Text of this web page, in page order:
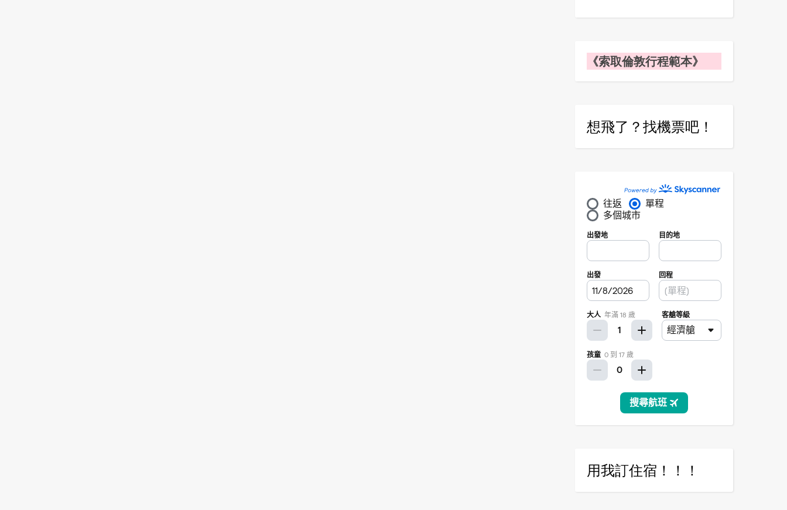
《索取倫敦行程範本》
想飛了？找機票吧！
用我訂住宿！！！